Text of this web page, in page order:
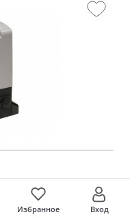
Вход
Избранное
и калиток